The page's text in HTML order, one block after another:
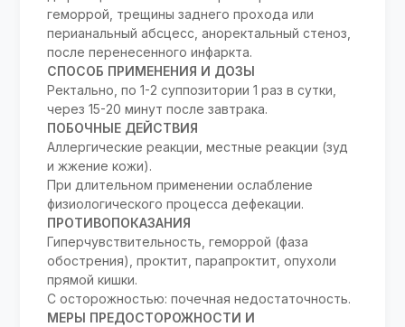
геморрой, трещины заднего прохода или
перианальный абсцесс, аноректальный стеноз,
после перенесенного инфаркта.
СПОСОБ ПРИМЕНЕНИЯ И ДОЗЫ
Ректально, по 1-2 суппозитории 1 раз в сутки,
через 15-20 минут после завтрака.
ПОБОЧНЫЕ ДЕЙСТВИЯ
Аллергические реакции, местные реакции (зуд
и жжение кожи).
При длительном применении ослабление
физиологического процесса дефекации.
ПРОТИВОПОКАЗАНИЯ
Гиперчувствительность, геморрой (фаза
обострения), проктит, парапроктит, опухоли
прямой кишки.
С осторожностью: почечная недостаточность.
МЕРЫ ПРЕДОСТОРОЖНОСТИ И